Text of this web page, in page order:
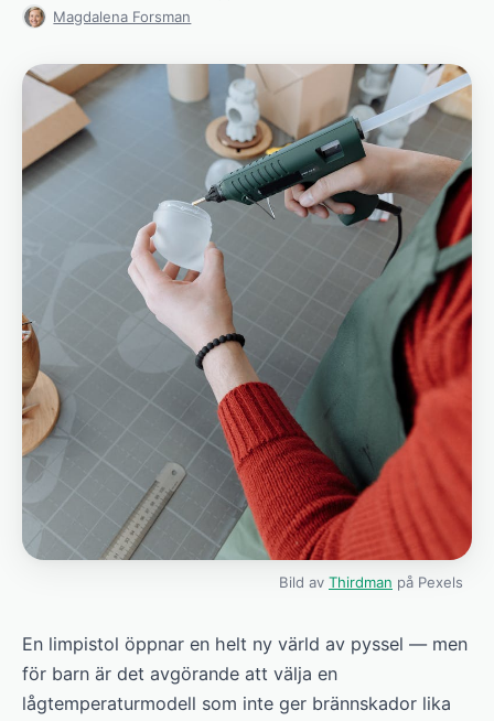
Magdalena Forsman
Bild av Thirdman på Pexels
En limpistol öppnar en helt ny värld av pyssel — men
för barn är det avgörande att välja en
lågtemperaturmodell som inte ger brännskador lika